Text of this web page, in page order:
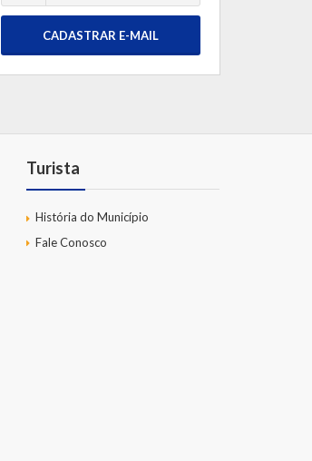
CADASTRAR E-MAIL
Turista
História do Município
Fale Conosco